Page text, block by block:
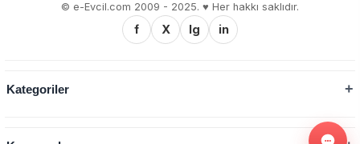
© e-Evcil.com 2009 - 2025. ♥️ Her hakkı saklıdır.
f X Ig in
Kategoriler